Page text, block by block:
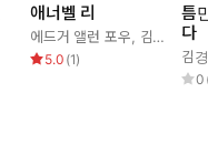
애너벨 리
에드거 앨런 포우, 김경주
5.0 (1)
틈
다
김
0